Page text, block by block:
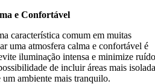
e Confortável
característica comum em muitas
uma atmosfera calma e confortável é
iluminação intensa e minimize
de incluir áreas mais
um ambiente mais tranquilo.